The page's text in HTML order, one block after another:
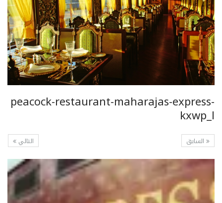
peacock-restaurant-maharajas-express-
kxwp_l
التالي السابق